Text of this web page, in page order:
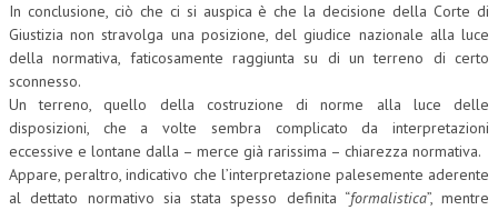
In conclusione, ciò che ci si auspica è che la decisione della Corte di
Giustizia non stravolga una posizione, del giudice nazionale alla luce
della normativa, faticosamente raggiunta su di un terreno di certo
sconnesso.
Un terreno, quello della costruzione di norme alla luce delle
disposizioni, che a volte sembra complicato da interpretazioni
eccessive e lontane dalla – merce già rarissima – chiarezza normativa.
Appare, peraltro, indicativo che l’interpretazione palesemente aderente
al dettato normativo sia stata spesso definita “formalistica”, mentre